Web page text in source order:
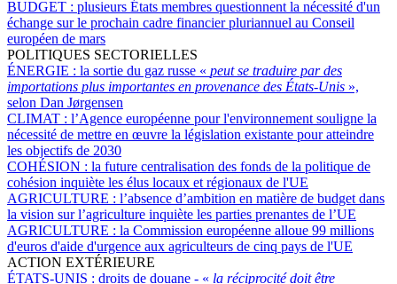
BUDGET : plusieurs États membres questionnent la nécessité d'un
échange sur le prochain cadre financier pluriannuel au Conseil
européen de mars
POLITIQUES SECTORIELLES
ÉNERGIE : la sortie du gaz russe « peut se traduire par des
importations plus importantes en provenance des États-Unis »,
selon Dan Jørgensen
CLIMAT : l’Agence européenne pour l'environnement souligne la
nécessité de mettre en œuvre la législation existante pour atteindre
les objectifs de 2030
COHÉSION : la future centralisation des fonds de la politique de
cohésion inquiète les élus locaux et régionaux de l'UE
AGRICULTURE : l’absence d’ambition en matière de budget dans
la vision sur l’agriculture inquiète les parties prenantes de l’UE
AGRICULTURE : la Commission européenne alloue 99 millions
d'euros d'aide d'urgence aux agriculteurs de cinq pays de l'UE
ACTION EXTÉRIEURE
ÉTATS-UNIS : droits de douane - « la réciprocité doit être